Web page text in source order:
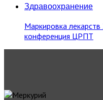
Здравоохранение
Маркировка
конференция ЦРПТ